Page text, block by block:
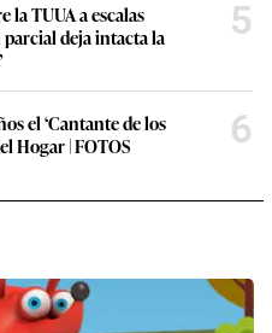
la TUUA a escalas
deja intacta la
5
el ‘Cantante de los
Hogar | FOTOS
6